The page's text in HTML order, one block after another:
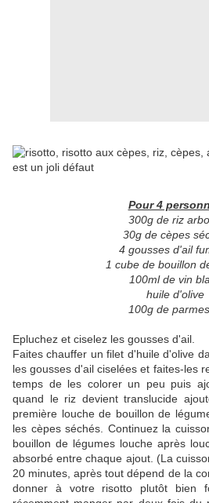
Pour 4
300g de riz
30g de cèpes
4 gousses d'ail
1 cube de bouillon
100ml de vin
huile d'olive
100g de
Epluchez et ciselez les gousses d'ail.
Faites chauffer un filet d'huile d'olive
les gousses d'ail ciselées et faites-les
temps de les colorer un peu puis
quand le riz devient translucide
première louche de bouillon de
les cèpes séchés. Continuez la
bouillon de légumes louche après
absorbé entre chaque ajout. (La
20 minutes, après tout dépend de la
donner à votre risotto plutôt bien